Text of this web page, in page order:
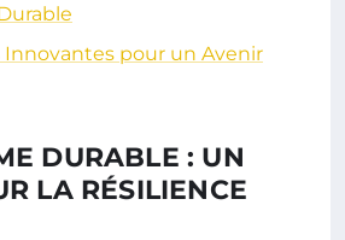
Innovantes pour un Avenir
DURABLE : UN
LA RÉSILIENCE